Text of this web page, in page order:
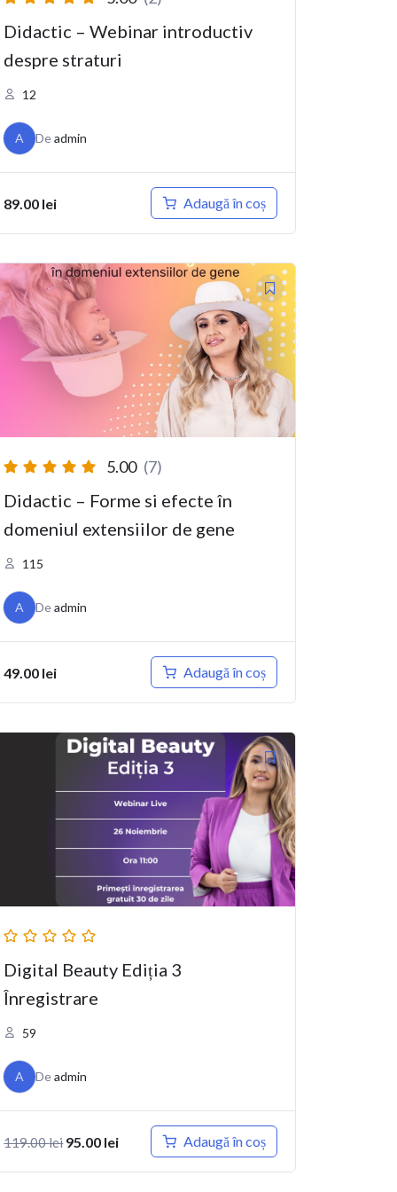
Didactic – Webinar introductiv
despre straturi
12
A Deadmin
89.00 lei Adaugă în coș
5.00 (7)
Didactic – Forme si efecte în
domeniul extensiilor de gene
115
A Deadmin
49.00 lei Adaugă în coș
Digital Beauty Ediția 3
Înregistrare
59
A Deadmin
119.00lei Prețul inițial a fost: 119.00 lei.
95.00 leiPrețul curent este: 95.00 lei.
Adaugă în coș